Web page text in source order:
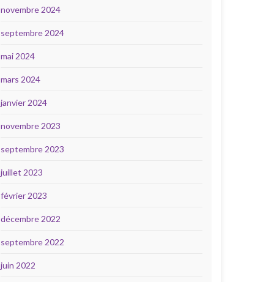
novembre 2024
septembre 2024
mai 2024
mars 2024
janvier 2024
novembre 2023
septembre 2023
juillet 2023
février 2023
décembre 2022
septembre 2022
juin 2022